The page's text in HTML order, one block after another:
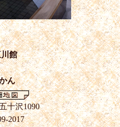
川館
ん
十沢1090
2017